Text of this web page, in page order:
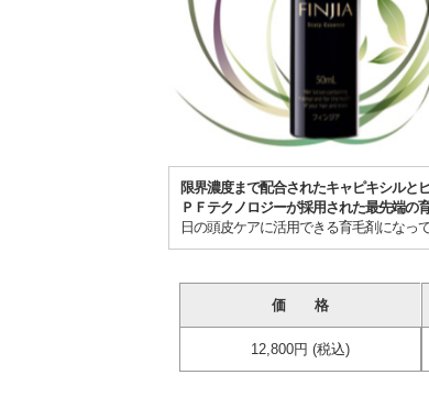
限界濃度まで配合されたキャピキシルと
ＰＦテクノロジーが採用された最先端の
日の頭皮ケアに活用できる育毛剤になって
価 格
12,800円 (税込)